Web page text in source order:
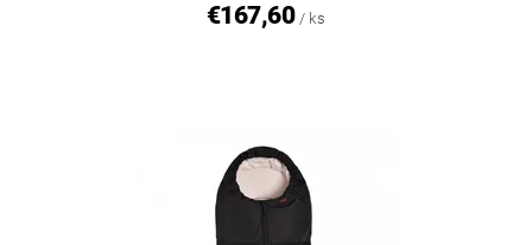
€167,60 / ks